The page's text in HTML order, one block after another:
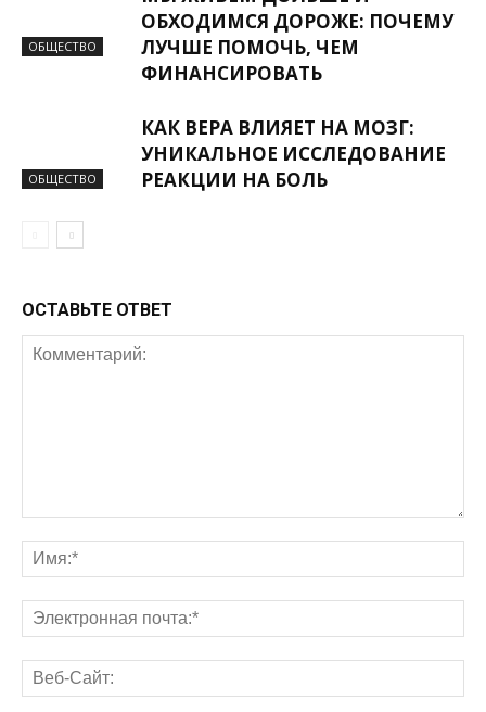
ОБЩЕСТВО
ОБХОДИМСЯ ДОРОЖЕ: ПОЧЕМУ
ЛУЧШЕ ПОМОЧЬ, ЧЕМ
ФИНАНСИРОВАТЬ
ОБЩЕСТВО
КАК ВЕРА ВЛИЯЕТ НА МОЗГ:
УНИКАЛЬНОЕ ИССЛЕДОВАНИЕ
РЕАКЦИИ НА БОЛЬ
ОСТАВЬТЕ ОТВЕТ